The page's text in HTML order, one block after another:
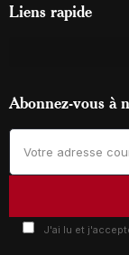
Liens rapide
Abonnez-vous à
J'ai lu et